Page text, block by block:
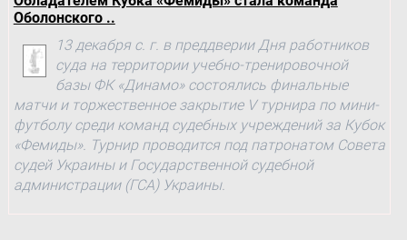
Оболонского ..
13 декабря с. г. в преддверии Дня работников
суда на территории учебно-тренировочной
базы ФК «Динамо» состоялись финальные
матчи и торжественное закрытие V турнира по мини-
футболу среди команд судебных учреждений за Кубок
«Фемиды». Турнир проводится под патронатом Совета
судей Украины и Государственной судебной
администрации (ГСА) Украины.